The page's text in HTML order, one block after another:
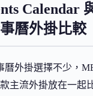
Calendar
曆外掛比較
曆外掛選擇不少，
主流外掛放在一起